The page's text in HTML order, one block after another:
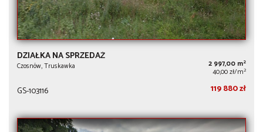
DZIAŁKA NA SPRZEDAŻ
Czosnów, Truskawka 2 997,00 m2
40,00 zł/m2
GS-103116 119 880 zł